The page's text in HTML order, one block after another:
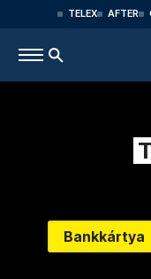
TELEX AFTER
Bankkártya